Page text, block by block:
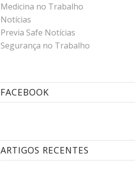
Medicina no Trabalho
Notícias
Previa Safe Notícias
Segurança no Trabalho
FACEBOOK
ARTIGOS RECENTES